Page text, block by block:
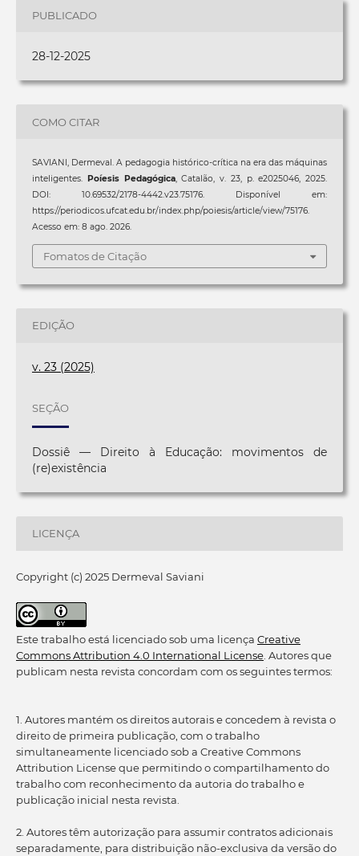
PUBLICADO
28-12-2025
COMO CITAR
SAVIANI, Dermeval. A pedagogia histórico-crítica na era das máquinas
inteligentes.
Poíesis Pedagógica, Catalão, v. 23, p. e2025046, 2025.
DOI: 10.69532/2178-4442.v23.75176. Disponível em:
https://periodicos.ufcat.edu.br/index.php/poiesis/article/view/75176.
Acesso em: 8 ago. 2026.
Fomatos de Citação
EDIÇÃO
v. 23 (2025)
SEÇÃO
Dossiê — Direito à Educação: movimentos de
(re)existência
LICENÇA
Copyright (c) 2025 Dermeval Saviani
Este trabalho está licenciado sob uma licença Creative
Commons Attribution 4.0 International License. Autores que
publicam nesta revista concordam com os seguintes termos:
1. Autores mantém os direitos autorais e concedem à revista o
direito de primeira publicação, com o trabalho
simultaneamente licenciado sob a Creative Commons
Attribution License que permitindo o compartilhamento do
trabalho com reconhecimento da autoria do trabalho e
publicação inicial nesta revista.
2. Autores têm autorização para assumir contratos adicionais
separadamente, para distribuição não-exclusiva da versão do